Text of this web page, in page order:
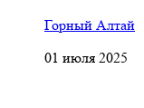
Горный Алтай
01 июля 2025